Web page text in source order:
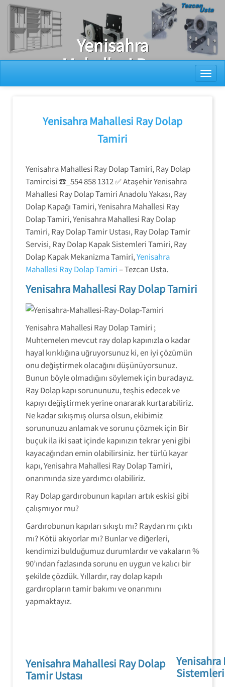
Ray Dolap Tamiri
Yenisahra
Mahallesi Ray
Dolap Kapak
Tamiri
Yenisahra Mahallesi Ray Dolap
Tamiri
Yenisahra Mahallesi Ray Dolap Tamiri, Ray Dolap
Tamircisi ☎_554 858 1312 ✅ Ataşehir Yenisahra
Mahallesi Ray Dolap Tamiri Anadolu Yakası, Ray
Dolap Kapağı Tamiri, Yenisahra Mahallesi Ray
Dolap Tamiri, Yenisahra Mahallesi Ray Dolap
Tamiri, Ray Dolap Tamir Ustası, Ray Dolap Tamir
Servisi, Ray Dolap Kapak Sistemleri Tamiri, Ray
Dolap Kapak Mekanizma Tamiri,Yenisahra
Mahallesi Ray Dolap Tamiri– Tezcan Usta.
Yenisahra Mahallesi Ray Dolap Tamiri
Yenisahra Mahallesi Ray Dolap Tamiri ;
Muhtemelen mevcut ray dolap kapınızla o kadar
hayal kırıklığına uğruyorsunuz ki, en iyi çözümün
onu değiştirmek olacağını düşünüyorsunuz.
Bunun böyle olmadığını söylemek için buradayız.
Ray Dolap kapı sorununuzu, teşhis edecek ve
kapıyı değiştirmek yerine onararak kurtarabiliriz.
Ne kadar sıkışmış olursa olsun, ekibimiz
sorununuzu anlamak ve sorunu çözmek için Bir
buçuk ila iki saat içinde kapınızın tekrar yeni gibi
kayacağından emin olabilirsiniz. her türlü kayar
kapı, Yenisahra Mahallesi Ray Dolap Tamiri,
onarımında size yardımcı olabiliriz.
Ray Dolap gardırobunun kapıları artık eskisi gibi
çalışmıyor mu?
Gardırobunun kapıları sıkıştı mı? Raydan mı çıktı
mı? Kötü akıyorlar mı? Bunlar ve diğerleri,
kendimizi bulduğumuz durumlardır ve vakaların %
90’ından fazlasında sorunu en uygun ve kalıcı bir
şekilde çözdük. Yıllardır, ray dolap kapılı
gardıropların tamir bakımı ve onarımını
yapmaktayız.
Yenisahra Mahallesi Ray Dolap
Tamir Ustası
Yenisahra